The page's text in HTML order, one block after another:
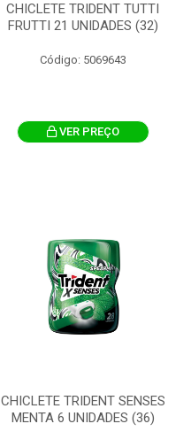
CHICLETE TRIDENT TUTTI
FRUTTI 21 UNIDADES (32)
Código: 5069643
VER PREÇO
CHICLETE TRIDENT SENSES
MENTA 6 UNIDADES (36)